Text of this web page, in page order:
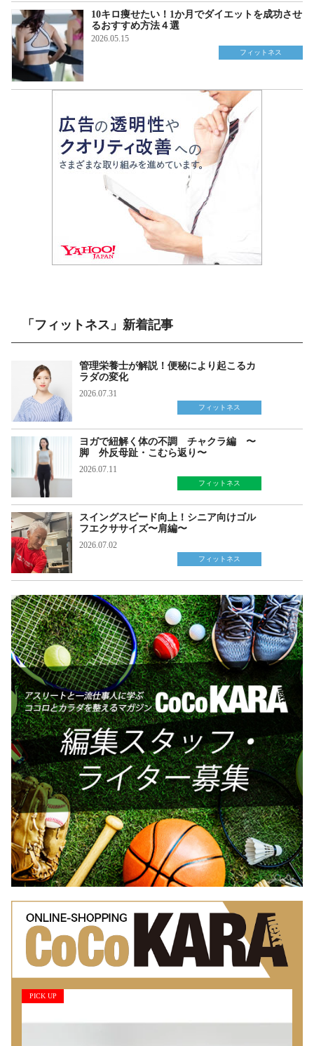
10キロ痩せたい！1か月でダイエットを成功させ
るおすすめ方法４選
2026.05.15
フィットネス
「フィットネス」新着記事
管理栄養士が解説！便秘により起こるカ
ラダの変化
2026.07.31
フィットネス
ヨガで紐解く体の不調 チャクラ編 〜
脚 外反母趾・こむら返り〜
2026.07.11
フィットネス
スイングスピード向上！シニア向けゴル
フエクササイズ〜肩編〜
2026.07.02
フィットネス
PICK UP